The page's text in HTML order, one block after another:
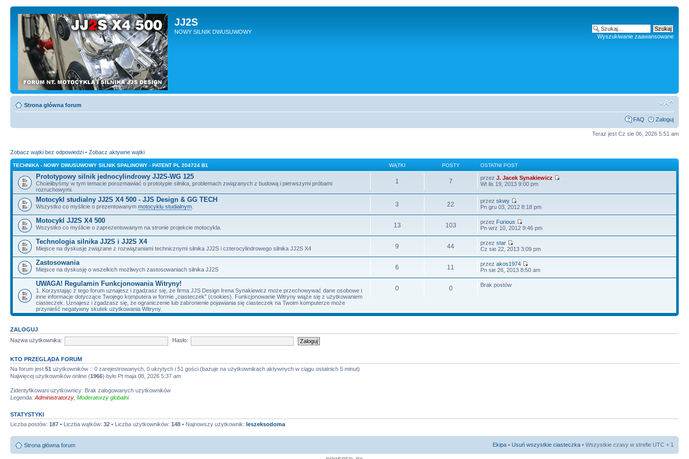
JJ2S
NOWY SILNIK DWUSUWOWY
Wyszukiwanie zaawansowane
Strona główna forum
FAQ Zaloguj
Teraz jest Cz sie 06, 2026 5:51 am
Zobacz wątki bez odpowiedzi • Zobacz aktywne wątki
TECHNIKA - NOWY DWUSUWOWY SILNIK SPALINOWY - PATENT PL 204724 B1 WĄTKI POSTY OSTATNI POST
Prototypowy silnik jednocylindrowy JJ2S-WG 125
Chcielibyśmy w tym temacie porozmawiać o prototypie silnika, problemach związanych z budową i pierwszymi próbami
rozruchowymi.
1 7 przezJ. Jacek Synakiewicz
Wt lis 19, 2013 9:00 pm
Motocykl studialny JJ2S X4 500 - JJS Design & GG TECH
Wszystko co myślicie o prezentowanym motocyklu studialnym 3 22 przezskwy
Pn gru 03, 2012 8:18 pm
Motocykl JJ2S X4 500
Wszystko co myślicie o zaprezentowanym na stronie projekcie motocykla. 13 103 przez Furious
Pn wrz 10, 2012 9:46 pm
Technologia silnika JJ2S i JJ2S X4
Miejsce na dyskusje związane z rozwiązaniami technicznymi silnika JJ2S i czterocylindrowego silnika JJ2S X4 9 44 przezstar
Cz sie 22, 2013 3:09 pm
Zastosowania
Miejsce na dyskusję o wszelkich możliwych zastosowaniach silnika JJ2S 6 11 przezakos1974
Pn sie 26, 2013 8:50 am
UWAGA! Regulamin Funkcjonowania Witryny!
1. Korzystając z tego forum uznajesz i zgadzasz się, że firma JJS Design Irena Synakiewicz może przechowywać dane osobowe i
inne informacje dotyczące Twojego komputera w formie „ciasteczek” (cookies). Funkcjonowanie Witryny wiąże się z użytkowaniem
ciasteczek. Uznajesz i zgadzasz się, że ograniczenie lub zabronienie pojawiania się ciasteczek na Twoim komputerze może
przynieść negatywny skutek użytkowania Witryny.
0 0 Brak postów
ZALOGUJ
Nazwa użytkownika:
Hasło:
KTO PRZEGLĄDA FORUM
Na forum jest 51 użytkowników :: 0 zarejestrowanych, 0 ukrytych i 51 gości (bazuje na użytkownikach aktywnych w ciągu ostatnich 5 minut)
Najwięcej użytkowników online (1966) było Pt maja 08, 2026 5:37 am
Zidentyfikowani użytkownicy: Brak zalogowanych użytkowników
Legenda: Administratorzy Moderatorzy globalni
STATYSTYKI
Liczba postów: 187 • Liczba wątków: 32 • Liczba użytkowników: 148 • Najnowszy użytkownik: leszeksodoma
Strona główna forum Ekipa • Usuń wszystkie ciasteczka • Wszystkie czasy w strefie UTC + 1